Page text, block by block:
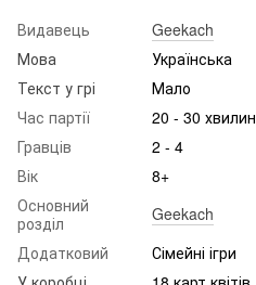
Видавець
Geekach
Мова
Українська
Текст у грі
Мало
Час партії
20 - 30 хвилин
Гравців
2 - 4
Вік
8+
Основний
розділ
Geekach
Додатковий
Сімейні ігри